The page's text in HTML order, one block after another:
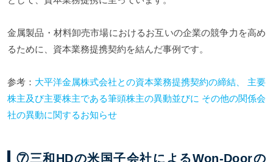
金属製品・材料卸売市場におけるお互いの企業の競争力を高め
るために、資本業務提携契約を結んだ事例です。
参考： 大平洋金属株式会社との資本業務提携契約の締結、 主要
株主及び主要株主である筆頭株主の異動並びに その他の関係会
社の異動に関するお知らせ
⑦三和HDの米国子会社によるWon-Doorの